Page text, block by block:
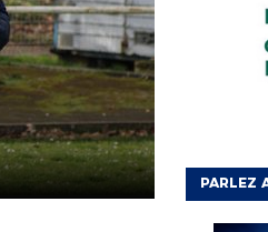
PARLEZ